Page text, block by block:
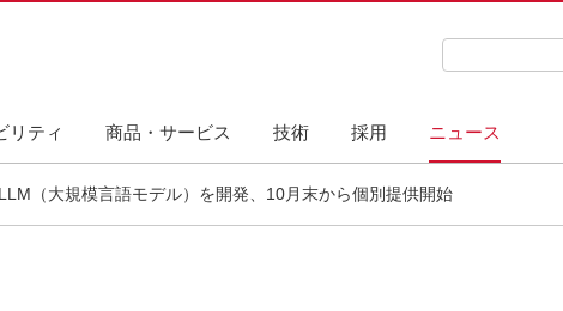
リティ 商品・サービス 技術 採用 ニュース
検索キーワー
（大規模言語モデル）を開発、10月末から個別提供開始